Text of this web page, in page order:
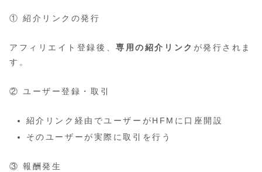
① 紹介リンクの発行
アフィリエイト登録後、専用の紹介リンク が発行されま
す。
② ユーザー登録・取引
紹介リンク経由でユーザーがHFMに口座開設
そのユーザーが実際に取引を行う
③ 報酬発生